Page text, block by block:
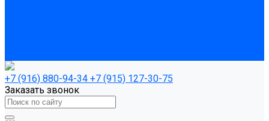
+7 (916) 880-94-34 +7 (915) 127-30-75
Заказать звонок